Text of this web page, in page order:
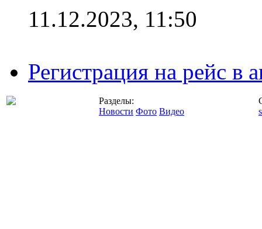
11.12.2023, 11:50
Регистрация на рейс в
Разделы:
Новости Фото Видео